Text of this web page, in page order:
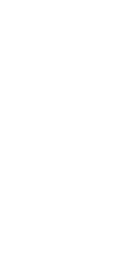
29. apríla 2026